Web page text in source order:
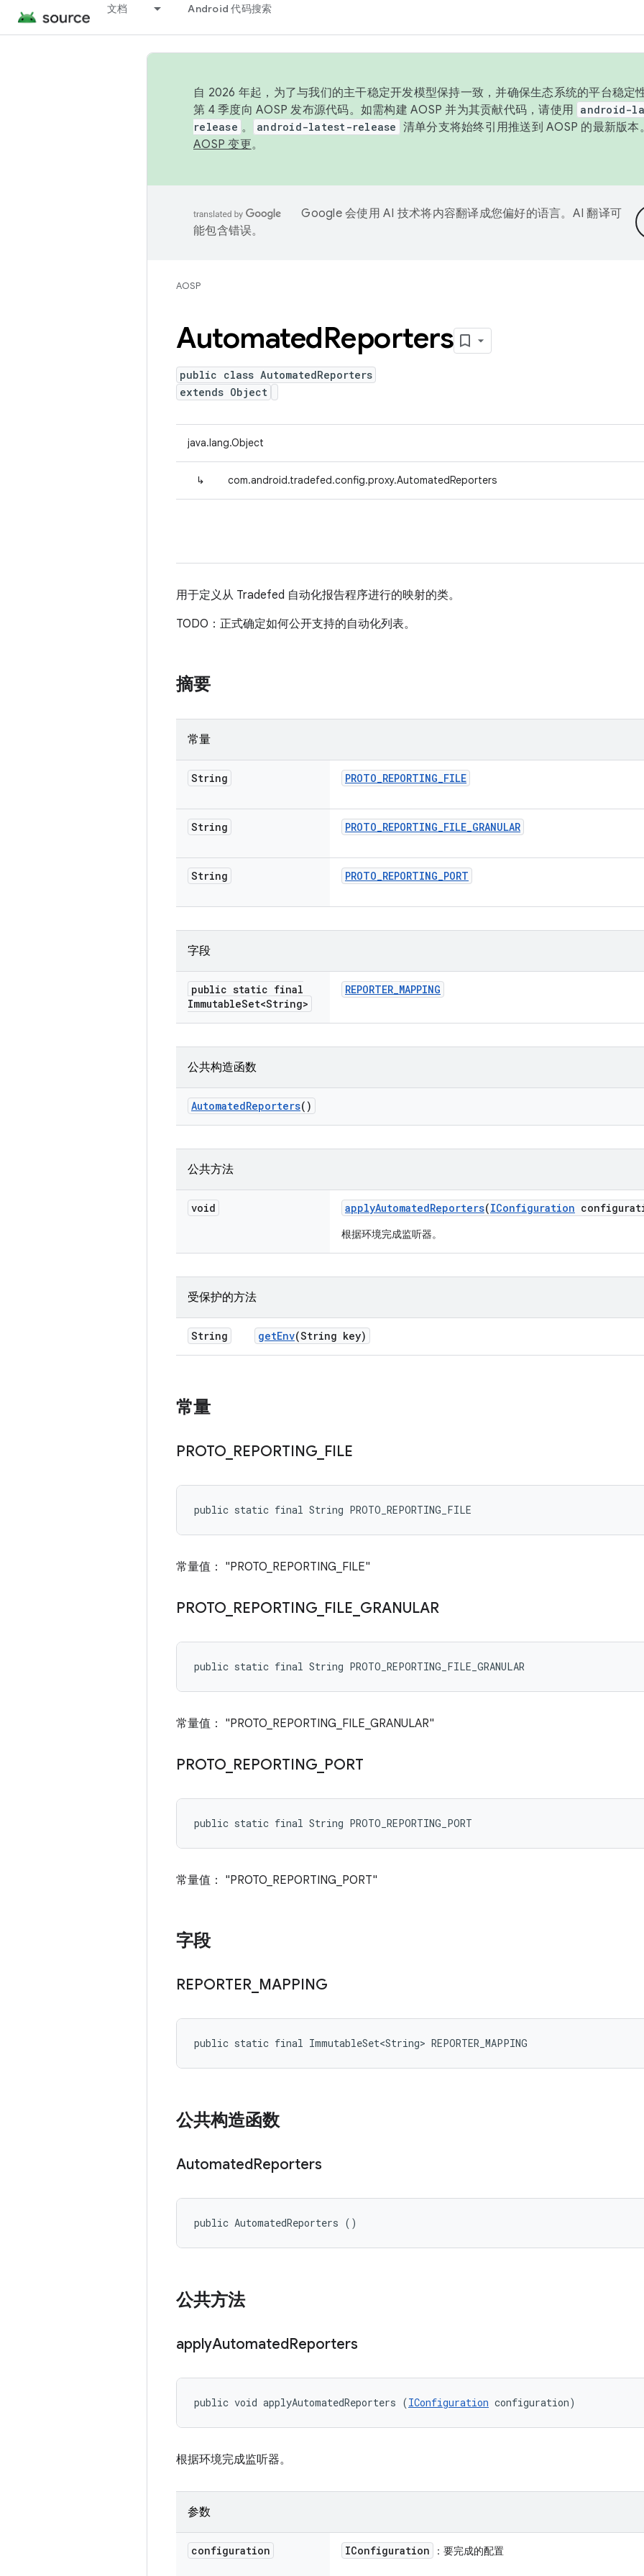
文档 Android 代码搜索
自 2026 年起，为了与我们的主干稳定开发模型保持一致，并确保生态系统的平台稳定
第 4 季度向 AOSP 发布源代码。如需构建 AOSP 并为其贡献代码，请使用 android-
release 。 android-latest-release 清单分支将始终引用推送到 AOSP 的最新版
AOSP 变更。
Google 会使用 AI 技术将内容翻译成您偏好的语言。AI 翻译可
能包含错误。
AOSP
AutomatedReporters
public class AutomatedReporters
extends Object
java.lang.Object
↳ com.android.tradefed.config.proxy.AutomatedReporters
用于定义从 Tradefed 自动化报告程序进行的映射的类。
TODO：正式确定如何公开支持的自动化列表。
摘要
常量
String PROTO_REPORTING_FILE
String PROTO_REPORTING_FILE_GRANULAR
String PROTO_REPORTING_PORT
字段
public static final
ImmutableSet<String>
REPORTER_MAPPING
公共构造函数
AutomatedReporters()
公共方法
void applyAutomatedReporters(IConfiguration
根据环境完成监听器。
受保护的方法
String getEnv(String key)
常量
PROTO REPORTING FILE
public static final String PROTO_REPORTING_FILE
常量值： "PROTO_REPORTING_FILE"
PROTO REPORTING FILE GRANULAR
public static final String PROTO_REPORTING_FILE_GRANULAR
常量值： "PROTO_REPORTING_FILE_GRANULAR"
PROTO REPORTING PORT
public static final String PROTO_REPORTING_PORT
常量值： "PROTO_REPORTING_PORT"
字段
REPORTER MAPPING
public static final ImmutableSet<String> REPORTER_MAPPING
公共构造函数
AutomatedReporters
public AutomatedReporters ()
公共方法
applyAutomatedReporters
public void applyAutomatedReporters (IConfiguration configuration)
根据环境完成监听器。
参数
configuration IConfiguration ：要完成的配置